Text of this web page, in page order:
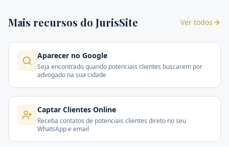
Mais recursos do JurisSite Ver todos
Aparecer no Google
Seja encontrado quando potenciais clientes buscarem por
advogado na sua cidade
Captar Clientes Online
Receba contatos de potenciais clientes direto no seu
WhatsApp e email